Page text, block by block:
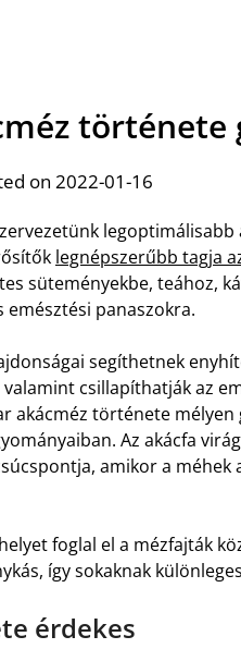
története
on 2022-01-16
legnépszerűbb tagja
süteményekbe, teához,
emésztési panaszokra.
segíthetnek
csillapíthatják az
akácméz története mélyen
Az akácfa
amikor a
foglal el a mézfajták
így sokaknak
érdekes